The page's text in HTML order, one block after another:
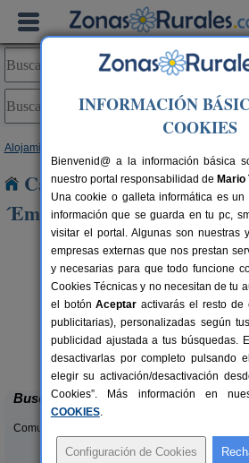
Alojamientos
Casas Rurales cerca de
´Empordà
Mas Torrencito
Parets d´Empordà (Girona)
Buscar
Comunidades:
INFORMACIÓN
COOKIES
Bienvenid@ a la información básica
nuestro portal responsabilidad de Mario
Una cookie o galleta informática es
información que se guarda en tu pc,
visitar el portal. Algunas son nuestras
empresas externas que nos prestan
y necesarias para que todo funcione
Cookies Técnicas y no necesitan de tu
el botónAceptar activarás el resto de
publicitarias), personalizadas según
publicidad ajustada a tus búsquedas.
desactivarlas por completo pulsando
elegir su activación/desactivación
Cookies”. Más información en
COOKIES.